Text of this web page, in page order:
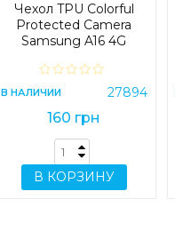
Чехол TPU Colorful
Protected Camera
Samsung A16 4G
В НАЛИЧИИ 27894
160 грн
В КОРЗИНУ